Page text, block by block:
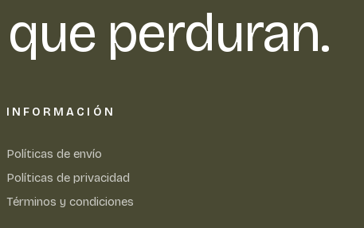
perduran.
INFORMACIÓN
Políticas de envío
Políticas de privacidad
Términos y condiciones